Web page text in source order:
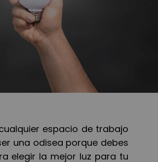
espacio de trabajo
una odisea porque debes
elegir la mejor luz para tu